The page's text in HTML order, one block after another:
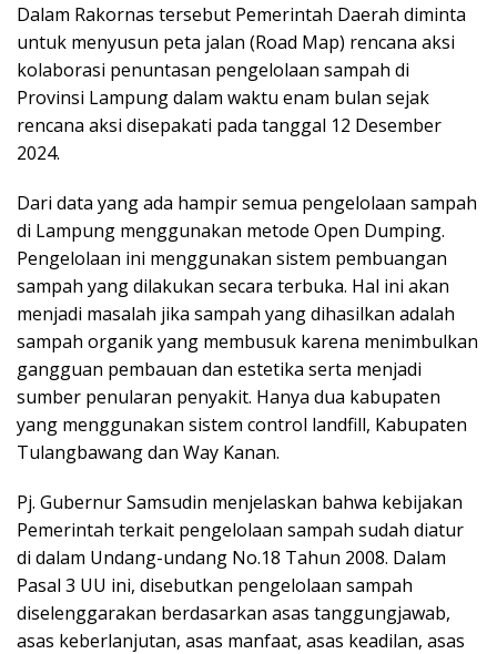
Dalam Rakornas tersebut Pemerintah Daerah diminta
untuk menyusun peta jalan (Road Map) rencana aksi
kolaborasi penuntasan pengelolaan sampah di
Provinsi Lampung dalam waktu enam bulan sejak
rencana aksi disepakati pada tanggal 12 Desember
2024.
Dari data yang ada hampir semua pengelolaan sampah
di Lampung menggunakan metode Open Dumping.
Pengelolaan ini menggunakan sistem pembuangan
sampah yang dilakukan secara terbuka. Hal ini akan
menjadi masalah jika sampah yang dihasilkan adalah
sampah organik yang membusuk karena menimbulkan
gangguan pembauan dan estetika serta menjadi
sumber penularan penyakit. Hanya dua kabupaten
yang menggunakan sistem control landfill, Kabupaten
Tulangbawang dan Way Kanan.
Pj. Gubernur Samsudin menjelaskan bahwa kebijakan
Pemerintah terkait pengelolaan sampah sudah diatur
di dalam Undang-undang No.18 Tahun 2008. Dalam
Pasal 3 UU ini, disebutkan pengelolaan sampah
diselenggarakan berdasarkan asas tanggungjawab,
asas keberlanjutan, asas manfaat, asas keadilan, asas